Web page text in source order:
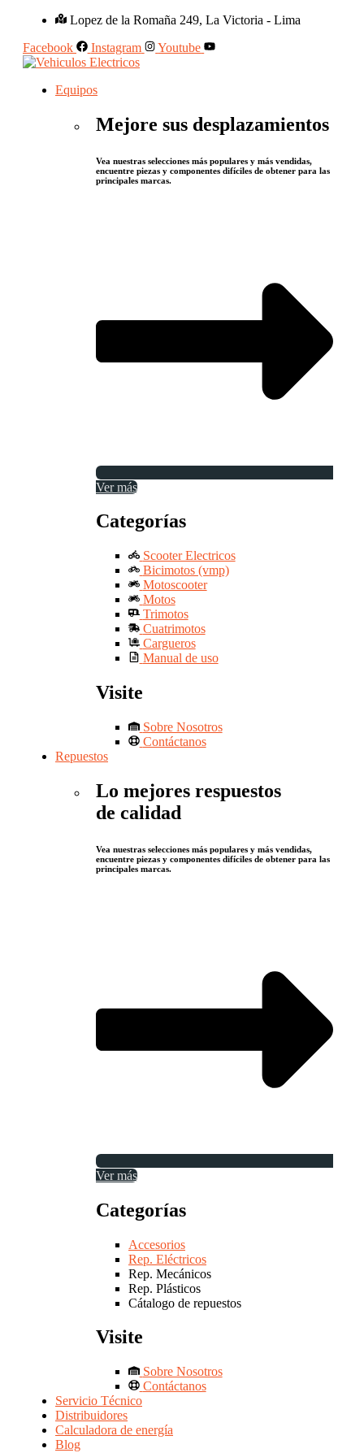
Lopez de la Romaña 249, La Victoria - Lima
Facebook
Instagram Youtube
Equipos
Mejore sus desplazamientos
Vea nuestras selecciones más populares y más vendidas,
encuentre piezas y componentes difíciles de obtener para las
principales marcas.
Ver más
Categorías
Scooter Electricos
Bicimotos (vmp)
Motoscooter
Motos
Trimotos
Cuatrimotos
Cargueros
Manual de uso
Visite
Sobre Nosotros
Contáctanos
Repuestos
Lo mejores respuestos
de calidad
Vea nuestras selecciones más populares y más vendidas,
encuentre piezas y componentes difíciles de obtener para las
principales marcas.
Ver más
Categorías
Accesorios
Rep. Eléctricos
Rep. Mecánicos
Rep. Plásticos
Cátalogo de repuestos
Visite
Sobre Nosotros
Contáctanos
Servicio Técnico
Distribuidores
Calculadora de energía
Blog